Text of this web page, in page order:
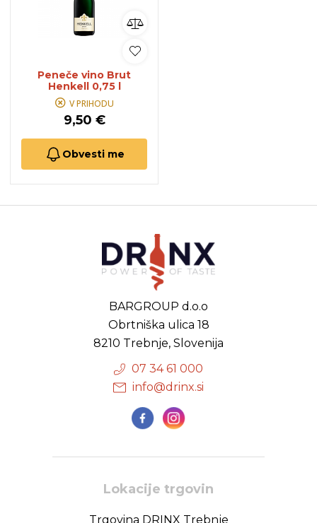
Peneče vino Brut
Henkell 0,75 l
V PRIHODU
9,50 €
Obvesti me
BARGROUP d.o.o
Obrtniška ulica 18
8210 Trebnje, Slovenija
07 34 61 000
info@drinx.si
Lokacije trgovin
Trgovina DRINX Trebnje